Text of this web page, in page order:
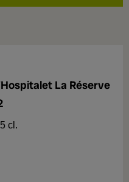
La Réserve
cl.